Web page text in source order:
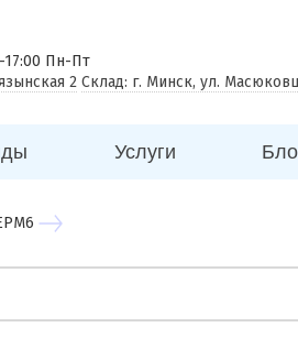
17:00 Пн-Пт
2 Склад: г. Минск, ул.
Услуги